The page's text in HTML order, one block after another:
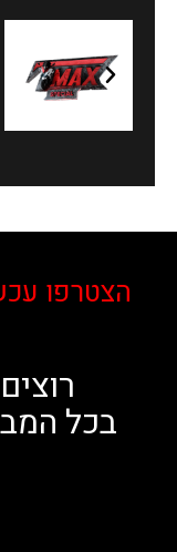
הצטרפו
בכל